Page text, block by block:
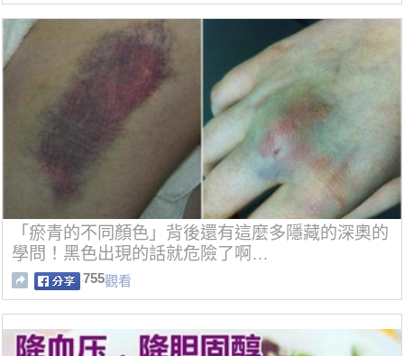
「瘀青的不同顏色」背後還有這麼多隱藏的深奧的
學問！黑色出現的話就危險了啊…
755觀看